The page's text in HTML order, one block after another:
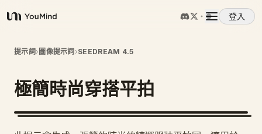
YouMind
登入
概覽
使用案例
提示詞› 圖像提示詞 ›SEEDREAM 4.5
極簡時尚穿搭平拍